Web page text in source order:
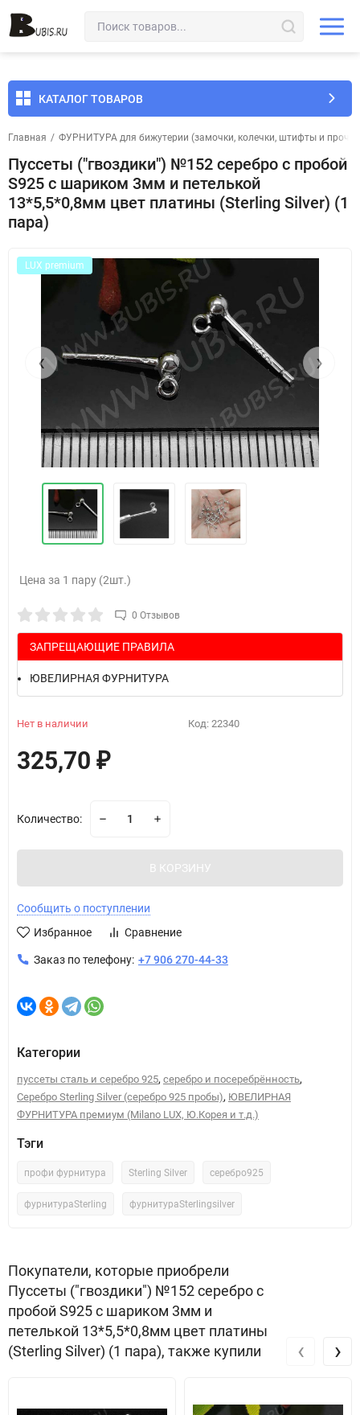
КАТАЛОГ ТОВАРОВ
Главная / ФУРНИТУРА для бижутерии (замочки, колечки, штифты и
Пуссеты ("гвоздики") №152 серебро с пробой
S925 с шариком 3мм и петелькой
13*5,5*0,8мм цвет платины (Sterling Silver) (1
пара)
LUX premium
‹ ›
Цена за 1 пару (2шт.)
0 Отзывов
ЗАПРЕЩАЮЩИЕ ПРАВИЛА
ЮВЕЛИРНАЯ ФУРНИТУРА
Нет в наличии Код: 22340
325,70 ₽
Количество:
В КОРЗИНУ
Сообщить о поступлении
Избранное
Сравнение
Заказ по телефону: +7 906 270-44-33
Категории
пуссеты сталь и серебро 925, серебро и посеребрённость,
Серебро Sterling Silver (серебро 925 пробы), ЮВЕЛИРНАЯ
ФУРНИТУРА премиум (Milano LUX, Ю.Корея и т.д.)
Тэги
профи фурнитура Sterling Silver серебро925
фурнитураSterling фурнитураSterlingsilver
Покупатели, которые приобрели
Пуссеты ("гвоздики") №152 серебро с
пробой S925 с шариком 3мм и
петелькой 13*5,5*0,8мм цвет платины
(Sterling Silver) (1 пара), также купили
‹ ›